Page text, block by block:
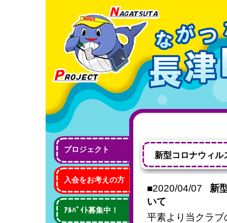
新型コロナウィル
■2020/04/07
新
いて
平素より当クラ
プロジェクト
入会をお考えの方
ｱﾙﾊﾞｲﾄ募集中！